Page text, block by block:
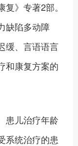
》专著2部。
缺陷多动障
缓、言语语言
和康复方案的
患儿治疗年龄
系统治疗的患